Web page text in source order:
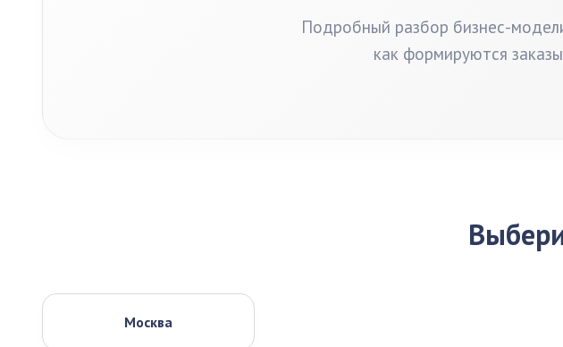
Подробный разбор бизнес-
как формируются
Москва